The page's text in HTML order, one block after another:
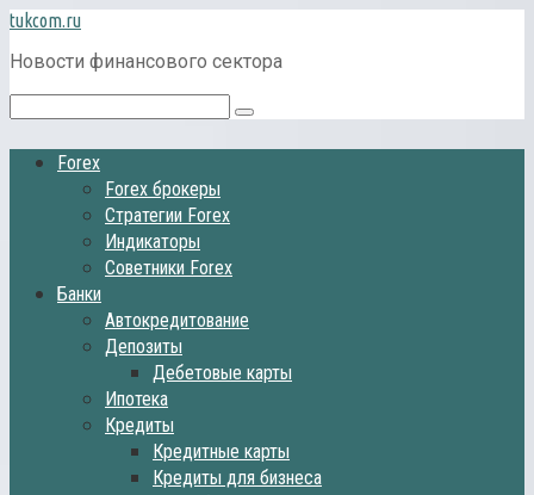
Перейти
к
контенту
tukcom.ru
Новости финансового сектора
Поиск:
Forex
Forex брокеры
Стратегии Forex
Индикаторы
Советники Forex
Банки
Автокредитование
Депозиты
Дебетовые карты
Ипотека
Кредиты
Кредитные карты
Кредиты для бизнеса